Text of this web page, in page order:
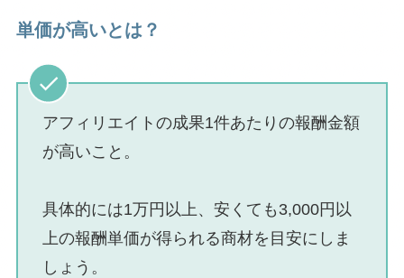
単価が高いとは？
アフィリエイトの成果1件あたりの報酬金額
が高いこと。
具体的には1万円以上、安くても3,000円以
上の報酬単価が得られる商材を目安にしま
しょう。